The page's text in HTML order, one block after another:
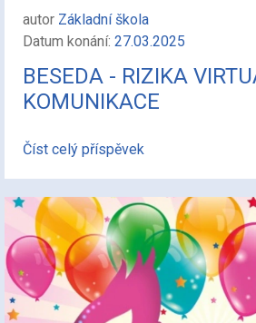
autor Základní škola
Datum konání: 27.03.2025
BESEDA - RIZIKA
KOMUNIKACE
Číst celý příspěvek